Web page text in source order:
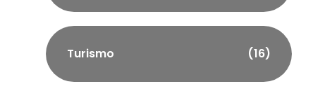
Turismo (16)